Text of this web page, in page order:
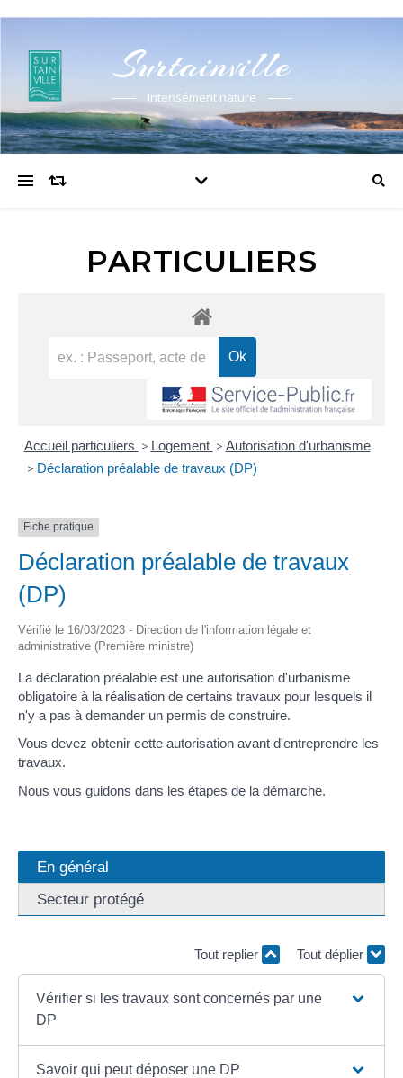
Surtainville
Intensément nature
PARTICULIERS
Accueil particuliers > Logement > Autorisation d'urbanisme
> Déclaration préalable de travaux (DP)
Fiche pratique
Déclaration préalable de travaux
(DP)
Vérifié le 16/03/2023 - Direction de l'information légale et
administrative (Première ministre)
La déclaration préalable est une autorisation d'urbanisme
obligatoire à la réalisation de certains travaux pour lesquels il
n'y a pas à demander un permis de construire.
Vous devez obtenir cette autorisation avant d'entreprendre les
travaux.
Nous vous guidons dans les étapes de la démarche.
En général
Secteur protégé
Tout replier Tout déplier
Vérifier si les travaux sont concernés par une
DP
Savoir qui peut déposer une DP